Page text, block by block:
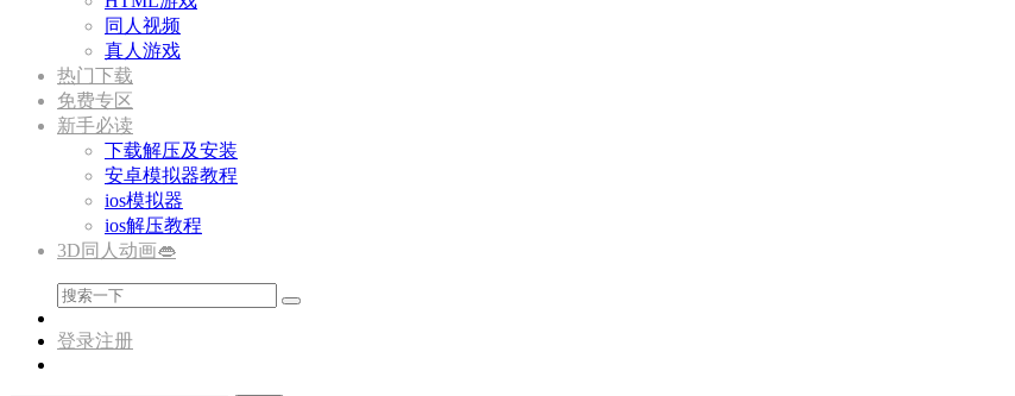
同人视频
真人游戏
热门下载
免费专区
新手必读
下载解压及安装
安卓模拟器教程
ios模拟器
ios解压教程
3D同人动画👄
登录注册